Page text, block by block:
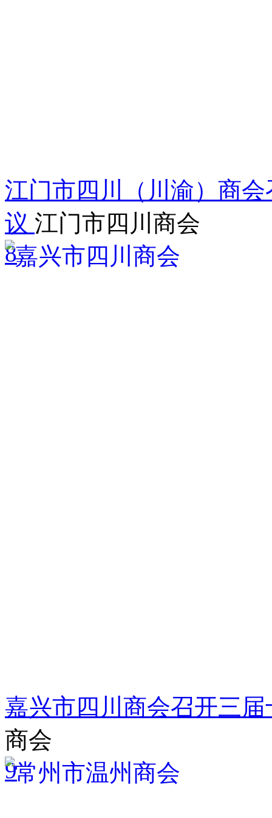
江门市四川（川渝）商
议 江门市四川商会
8
嘉兴市四川商会召开三
商会
9